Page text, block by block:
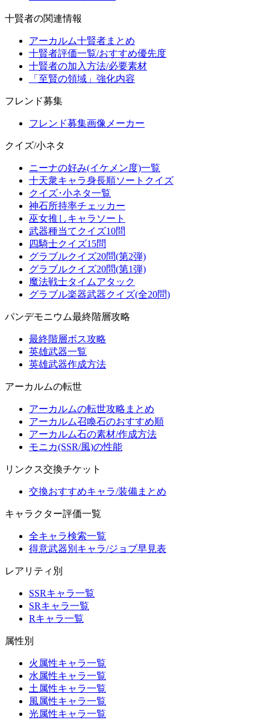
十賢者の関連情報
アーカルム十賢者まとめ
十賢者評価一覧/おすすめ優先度
十賢者の加入方法/必要素材
「至賢の領域」強化内容
フレンド募集
フレンド募集画像メーカー
クイズ/小ネタ
ニーナの好み(イケメン度)一覧
十天衆キャラ身長順ソートクイズ
クイズ･小ネタ一覧
神石所持率チェッカー
巫女推しキャラソート
武器種当てクイズ10問
四騎士クイズ15問
グラブルクイズ20問(第2弾)
グラブルクイズ20問(第1弾)
魔法戦士タイムアタック
グラブル楽器武器クイズ(全20問)
パンデモニウム最終階層攻略
最終階層ボス攻略
英雄武器一覧
英雄武器作成方法
アーカルムの転世
アーカルムの転世攻略まとめ
アーカルム召喚石のおすすめ順
アーカルム石の素材/作成方法
モニカ(SSR/風)の性能
リンクス交換チケット
交換おすすめキャラ/装備まとめ
キャラクター評価一覧
全キャラ検索一覧
得意武器別キャラ/ジョブ早見表
レアリティ別
SSRキャラ一覧
SRキャラ一覧
Rキャラ一覧
属性別
火属性キャラ一覧
水属性キャラ一覧
土属性キャラ一覧
風属性キャラ一覧
光属性キャラ一覧